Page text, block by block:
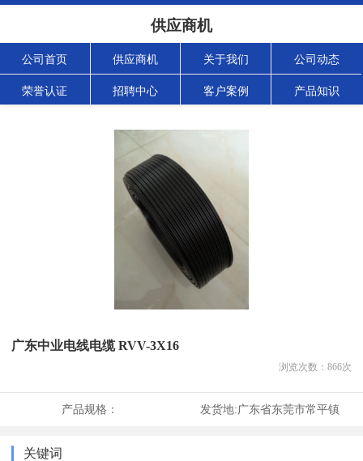
供应商机
公司首页 供应商机 关于我们 公司动态
荣誉认证 招聘中心 客户案例 产品知识
广东中业电线电缆 RVV-3X16
浏览次数： 866次
产品规格： 发货地:广东省东莞市常平镇
关键词